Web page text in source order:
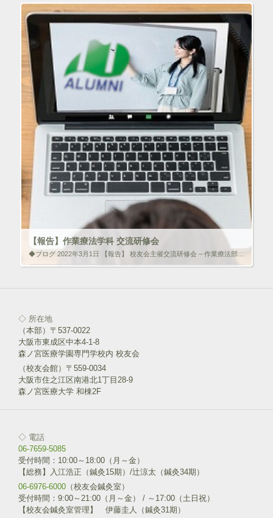
ド
ウ
で
ま
す
クリック!!
ク
リ
ッ
ク
し
て
w
e
r
で
共
有
(
新
し
い
ウ
で
開
き
ま
す
c
e
b
o
k
共
有
す
る
に
は
ク
リ
ッ
ク
し
て
さ
い
(
新
し
い
ウ
ド
ま
す
)
【報告】作業療法学科 交流研修会
ク
リ
ッ
ク
し
て
T
w
i
t
e
(
し
い
ウ
ィ
ン
ド
ウ
a
c
e
b
o
o
k
で
共
す
ッ
ク
し
て
く
だ
さ
い
◇ 所在地
（本部）〒537-0022
大阪市東成区中本4-1-8
森ノ宮医療学園専門学校内 校友会
（校友会館）〒559-0034
大阪市住之江区南港北1丁目28-9
森ノ宮医療大学 和棟2F
◇ 電話
06-7659-5085
受付時間：10:00～18:00（月～金）
【総務】入江浩正（鍼灸15期）/辻涼太（鍼灸34期）
06-6976-6000 （校友会鍼灸室）
受付時間：9:00～21:00（月～金） / ～17:00（土日祝）
【校友会鍼灸室管理】 伊藤圭人（鍼灸31期）